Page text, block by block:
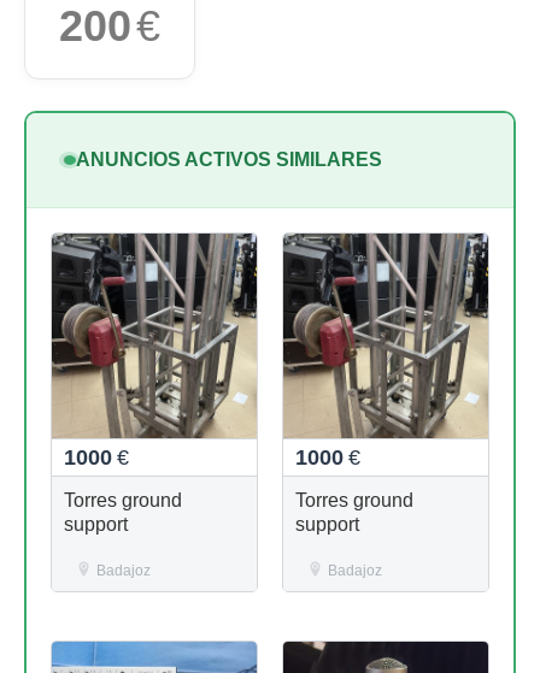
200€
ANUNCIOS ACTIVOS SIMILARES
1000 €
Torres ground
support
Badajoz
1000 €
Torres ground
support
Badajoz